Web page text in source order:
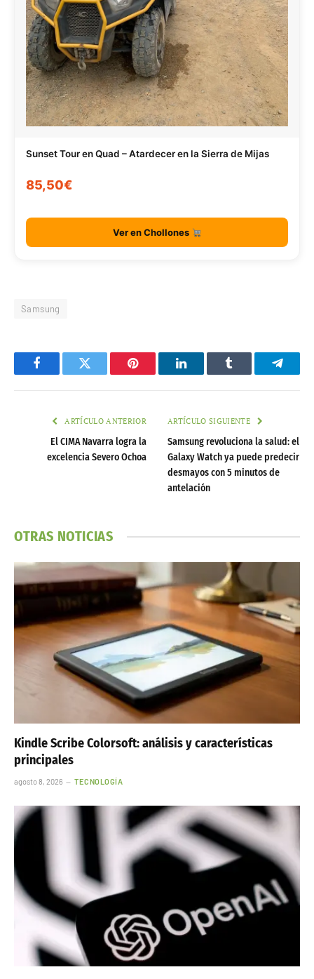
Sunset Tour en Quad – Atardecer en la Sierra de Mijas
85,50€
Ver en Chollones
Samsung
FacebookTwitter Pinterest LinkedInTumblr
ARTÍCULO ANTERIOR
El CIMA Navarra logra la
excelencia Severo Ochoa
ARTÍCULO SIGUIENTE
Samsung revoluciona la salud: el
Galaxy Watch ya puede predecir
desmayos con 5 minutos de
antelación
OTRAS NOTICIAS
Kindle Scribe Colorsoft: análisis y características
principales
agosto 8, 2026 TECNOLOGÍA